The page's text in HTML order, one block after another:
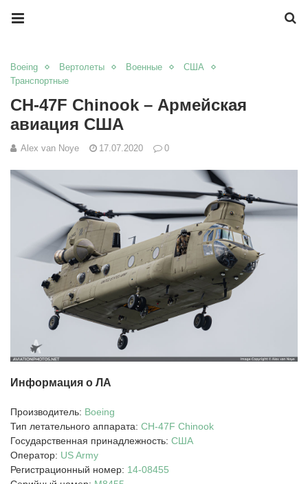
Boeing Вертолеты Военные
США
Транспортные
CH-47F Chinook – Армейская
авиация США
Alex van Noye 17.07.2020 0
Информация о ЛА
Производитель: Boeing
Тип летательного аппарата: CH-47F Chinook
Государственная принадлежность: США
Оператор: US Army
Регистрационный номер: 14-08455